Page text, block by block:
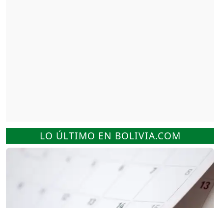
LO ÚLTIMO EN BOLIVIA.COM